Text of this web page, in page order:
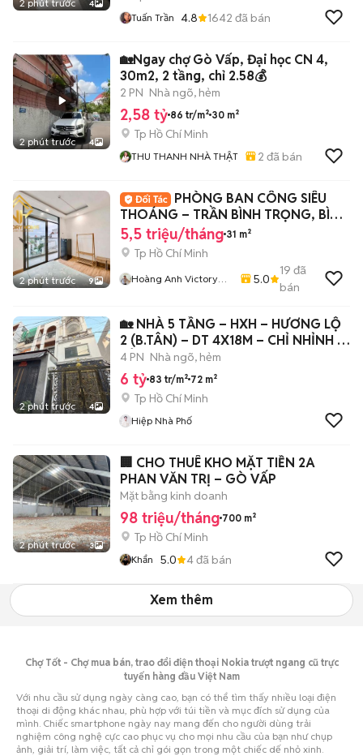
2 phút trước 4
Tuấn Trần 4.8 1642 đã bán
2 phút trước 4
🏡Ngay chợ Gò Vấp, Đại học CN 4,
30m2, 2 tầng, chỉ 2.58💰
2 PN Nhà ngõ, hẻm
2,58 tỷ 86 tr/m² 30 m²
Tp Hồ Chí Minh
THU THANH NHÀ THẬT 2 đã bán
2 phút trước 9
PHÒNG BAN CÔNG SIÊU
THOÁNG – TRẦN BÌNH TRỌNG, BÌNH
THẠNH
5,5 triệu/tháng 31 m²
Tp Hồ Chí Minh
Hoàng Anh Victory
5.0
19 đã
bán
2 phút trước 4
🏡 NHÀ 5 TẦNG – HXH – HƯƠNG LỘ
2 (B.TÂN) – DT 4X18M – CHỈ NHỈNH 6
TỶ
4 PN Nhà ngõ, hẻm
6 tỷ 83 tr/m² 72 m²
Tp Hồ Chí Minh
Hiệp Nhà Phố
2 phút trước 3
🏢 CHO THUÊ KHO MẶT TIỀN 2A
PHAN VĂN TRỊ – GÒ VẤP
Mặt bằng kinh doanh
98 triệu/tháng 700 m²
Tp Hồ Chí Minh
Khẩn 5.0 4đã bán
Xem thêm
Chợ Tốt - Chợ mua bán, trao đổi điện thoại Nokia trượt ngang cũ trực
tuyến hàng đầu Việt Nam
Với nhu cầu sử dụng ngày càng cao, bạn có thể tìm thấy nhiều loại điện
thoại di động khác nhau, phù hợp với túi tiền và mục đích sử dụng của
mình. Chiếc smartphone ngày nay mang đến cho người dùng trải
nghiệm công nghệ cực cao phục vụ cho mọi nhu cầu của bạn như chụp
ảnh, giải trí, làm việc, tất cả chỉ gói gọn trong một chiếc dế nhỏ xinh.